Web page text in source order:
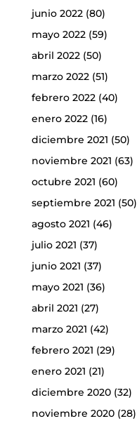
junio 2022(80)
mayo 2022(59)
abril 2022(50)
marzo 2022(51)
febrero 2022(40)
enero 2022(16)
diciembre 2021 (50)
noviembre 2021 (63)
octubre 2021 (60)
septiembre 2021 (50)
agosto 2021 (46)
julio 2021 (37)
junio 2021 (37)
mayo 2021 (36)
abril 2021 (27)
marzo 2021 (42)
febrero 2021 (29)
enero 2021 (21)
diciembre 2020(32)
noviembre 2020(28)